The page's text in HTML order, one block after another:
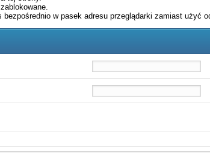
w pasek adresu przeglądarki zamiast użyć